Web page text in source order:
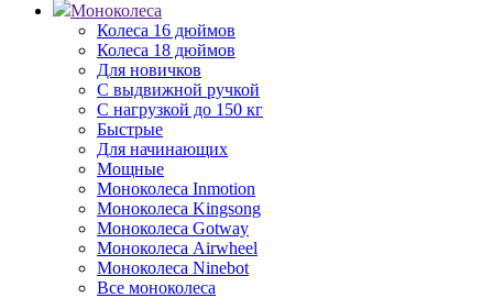
Моноколеса
Колеса 16 дюймов
Колеса 18 дюймов
Для новичков
С выдвижной ручкой
С нагрузкой до 150 кг
Быстрые
Для начинающих
Мощные
Моноколеса Inmotion
Моноколеса Kingsong
Моноколеса Gotway
Моноколеса Airwheel
Моноколеса Ninebot
Все моноколеса